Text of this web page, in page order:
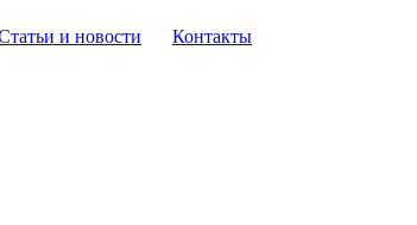
и новости
Контакты